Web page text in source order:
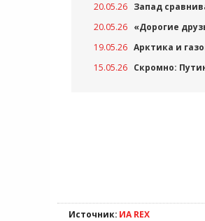
20.05.26 Запад
20.05.26 «Дорогие
19.05.26 Арктика и
15.05.26 Скромно:
Источник: ИА REX